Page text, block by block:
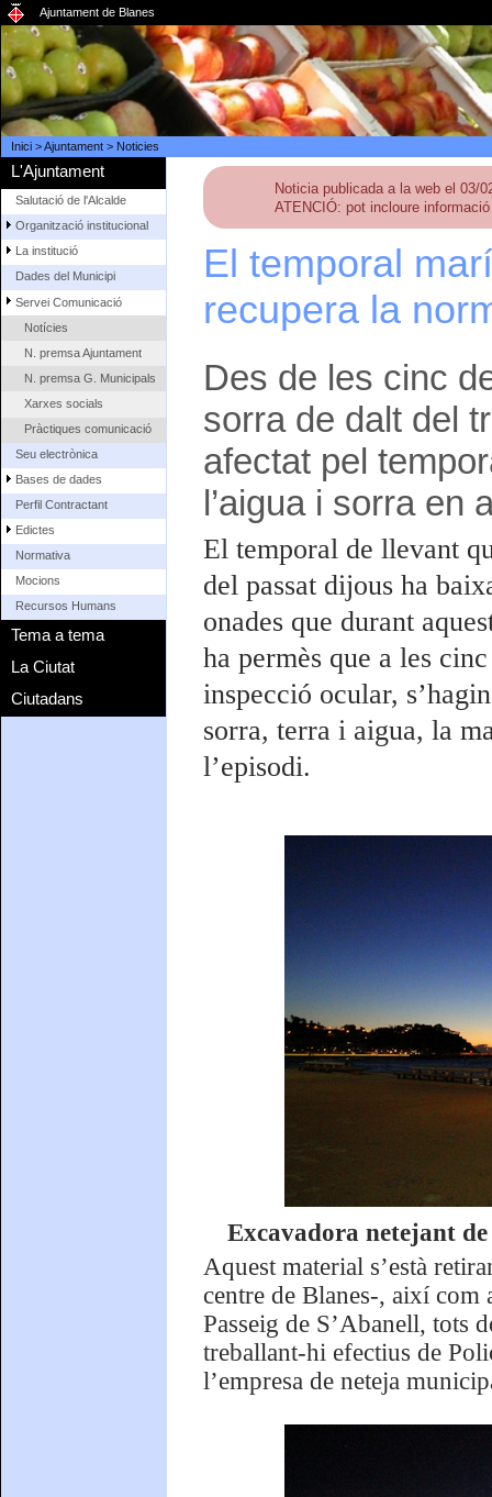
Ajuntament de Blanes
Inici>Ajuntament> Noticies
L'Ajuntament
Salutació de l'Alcalde
Organització institucional
La institució
Dades del Municipi
Servei Comunicació
Notícies
N. premsa Ajuntament
N. premsa G. Municipals
Xarxes socials
Pràctiques comunicació
Seu electrònica
Bases de dades
Perfil Contractant
Edictes
Normativa
Mocions
Recursos Humans
Tema a tema
La Ciutat
Ciutadans
Noticia publicada a la web el 03/
ATENCIÓ: pot incloure
El temporal
recupera la
Des de les cinc
sorra de dalt del
afectat pel
l’aigua i sorra en
El temporal de llevant
del passat dijous ha
onades que durant
ha permès que a les
inspecció ocular,
sorra, terra i aigua, la
l’episodi.
Excavadora netejant
Aquest material s’està
centre de Blanes-, així
Passeig de S’Abanell, tots
treballant-hi efectius de
l’empresa de neteja